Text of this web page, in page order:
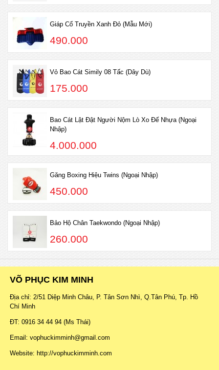
Giáp Cổ Truyền Xanh Đỏ (Mẫu Mới)
490.000
Vỏ Bao Cát Simily 08 Tấc (Dây Dù)
175.000
Bao Cát Lật Đật Người Nộm Lò Xo Đế Nhựa (Ngoại
Nhập)
4.000.000
Găng Boxing Hiệu Twins (Ngoại Nhập)
450.000
Bảo Hộ Chân Taekwondo (Ngoại Nhập)
260.000
VÕ PHỤC KIM MINH
Địa chỉ: 2/51 Diệp Minh Châu, P. Tân Sơn Nhì, Q.Tân Phú, Tp. Hồ
Chí Minh
ĐT: 0916 34 44 94 (Ms Thái)
Email: vophuckimminh@gmail.com
Website: http://vophuckimminh.com